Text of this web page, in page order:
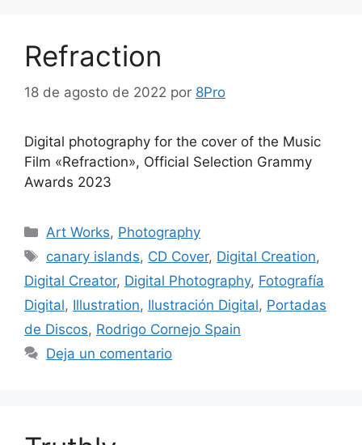
Refraction
18 de agosto de 2022 por 8Pro
Digital photography for the cover of the Music
Film «Refraction», Official Selection Grammy
Awards 2023
Art Works, Photography
canary islands, CD Cover, Digital Creation,
Digital Creator, Digital Photography, Fotografía
Digital, Illustration, Ilustración Digital, Portadas
de Discos, Rodrigo Cornejo Spain
Deja un comentario